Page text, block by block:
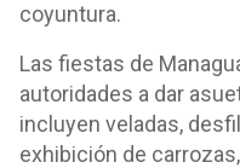
coyuntura.
Las fiestas de
autoridades a dar
incluyen veladas,
exhibición de